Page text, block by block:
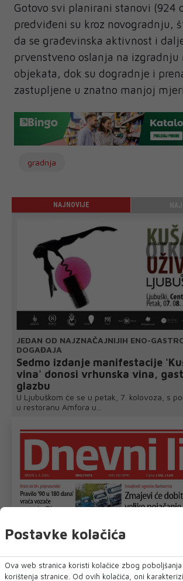
Gotovo svi planirani stanovi (924
predviđeni su kroz novogradnju,
da se građevinska aktivnost i
prvenstveno oslanja na izgradnju
objekata, dok su dogradnje i
zastupljene u znatno manjoj
gradnja
NAJNOVIJE
JEDAN OD NAJZNAČAJNIJIH ENO-
DOGAĐAJA
Sedmo izdanje manifestacije
vina' donosi vrhunska vina,
glazbu
U Ljubuškom će se u petak, 7. kolovoza, s
u restoranu Amfora u...
Postavke kolačića
Ova web stranica koristi kolačiće zbog
korištenja stranice. Od ovih kolačića, oni